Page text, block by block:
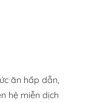
ăn hấp dẫn,
hệ miễn dịch